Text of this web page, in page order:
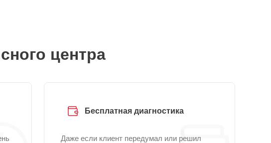
центра
Бесплатная диагностика
Даже если клиент передумал или решил